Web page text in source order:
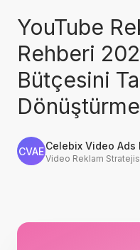
YouTube
Rehberi
Bütçesini
CVAECelebix Video Ads
Video Reklam